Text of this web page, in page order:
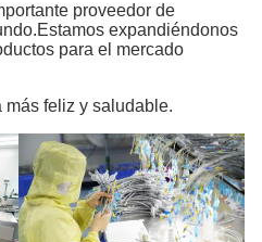
proveedor de
expandiéndonos
para el mercado
más feliz y saludable.